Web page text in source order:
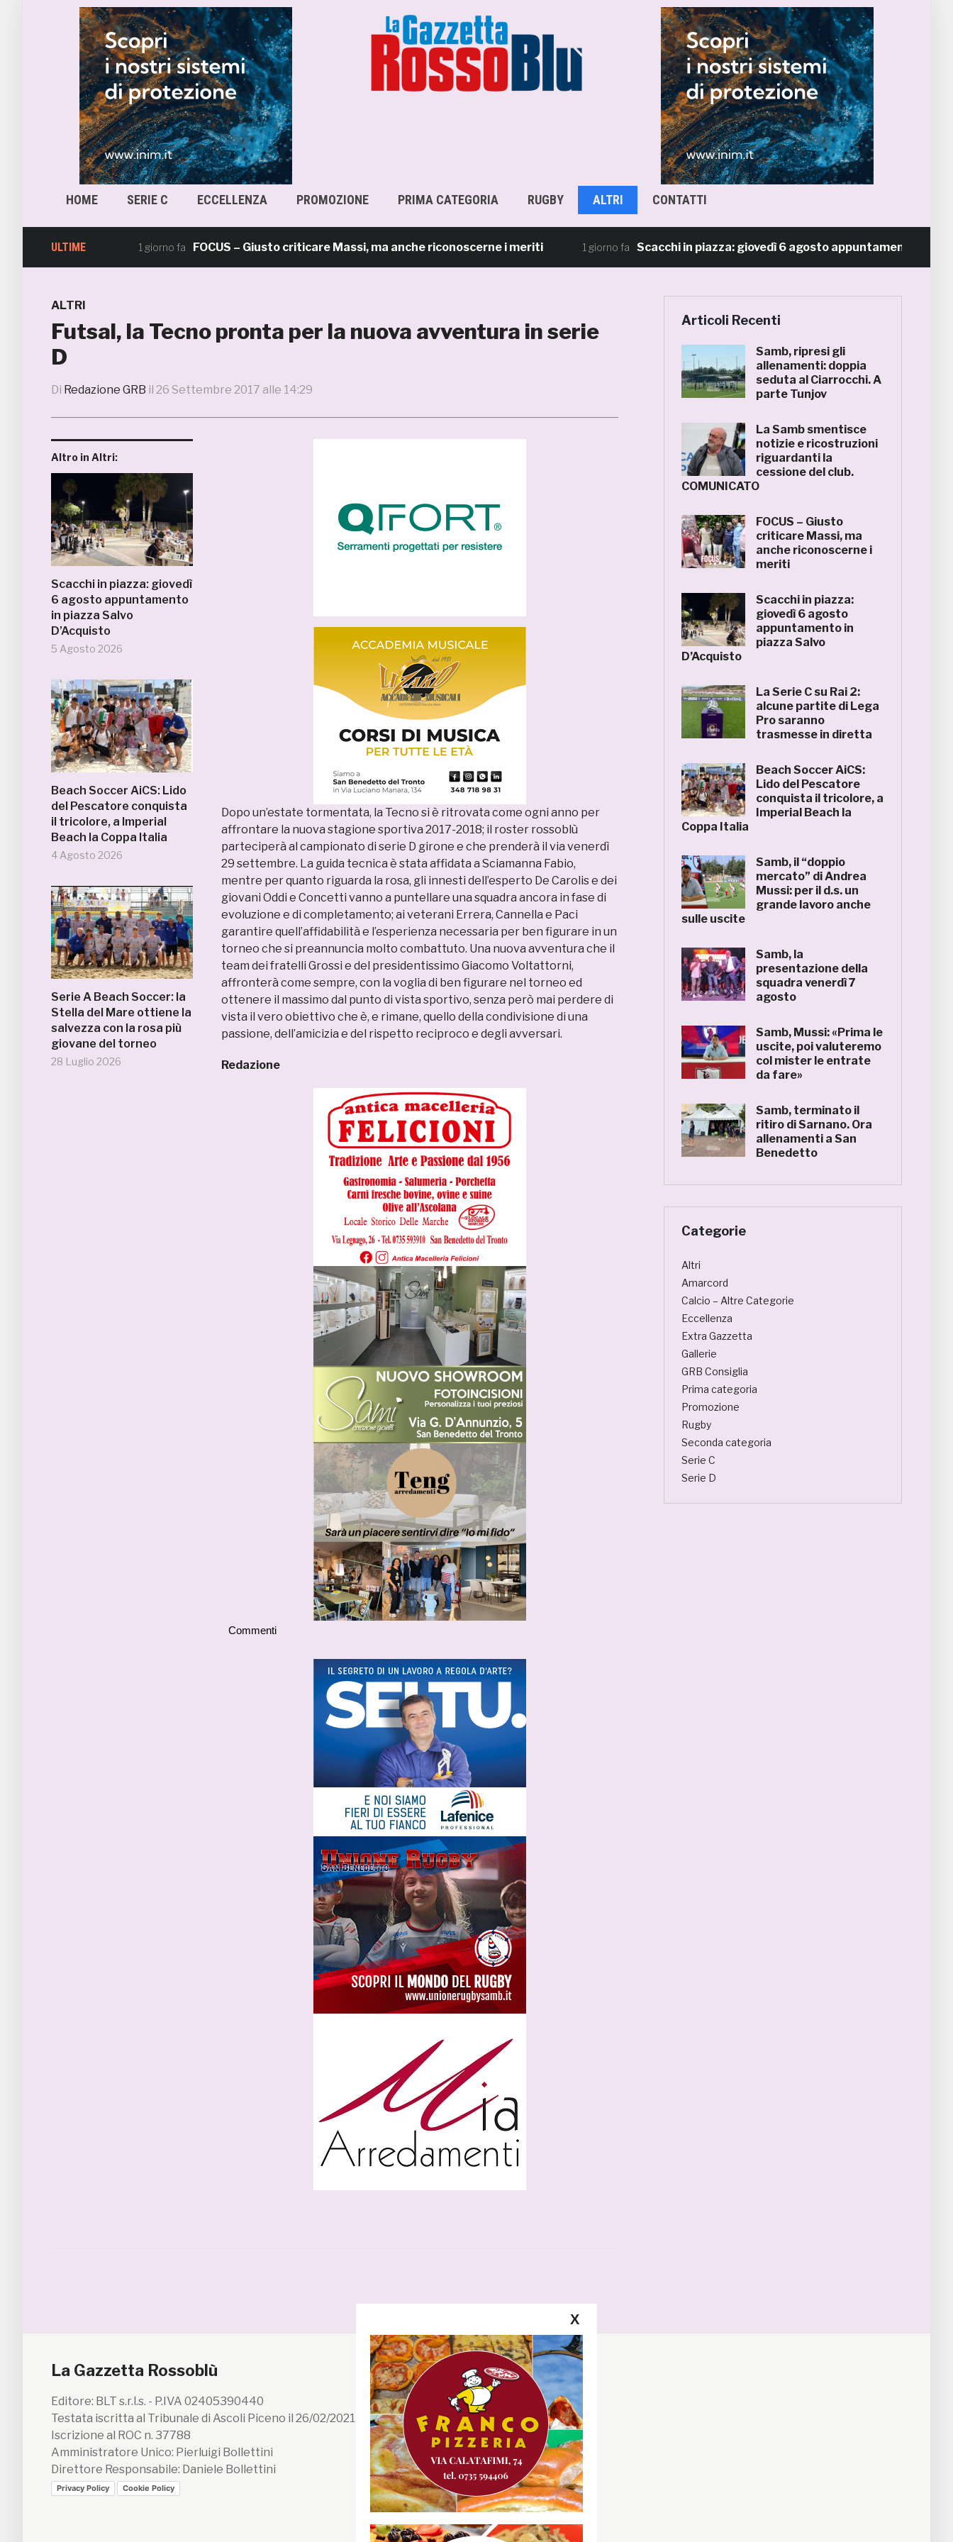
HOME SERIE C ECCELLENZA PROMOZIONE PRIMA CATEGORIA RUGBY ALTRI CONTATTI
ULTIME 1 giorno fa FOCUS – Giusto criticare Massi, ma anche riconoscerne i meriti 1 giorno fa Scacchi in piazza: giovedì 6 agosto appuntamento in piazza
ALTRI
Futsal, la Tecno pronta per la nuova avventura in serie
D
Di Redazione GRB il 26 Settembre 2017 alle 14:29
Altro in Altri:
Scacchi in piazza: giovedì
6 agosto appuntamento
in piazza Salvo
D’Acquisto
5 Agosto 2026
Beach Soccer AiCS: Lido
del Pescatore conquista
il tricolore, a Imperial
Beach la Coppa Italia
4 Agosto 2026
Serie A Beach Soccer: la
Stella del Mare ottiene la
salvezza con la rosa più
giovane del torneo
28 Luglio 2026
Dopo un’estate tormentata, la Tecno si è ritrovata come ogni anno per
affrontare la nuova stagione sportiva 2017-2018; il roster rossoblù
parteciperà al campionato di serie D girone e che prenderà il via venerdì
29 settembre. La guida tecnica è stata affidata a Sciamanna Fabio,
mentre per quanto riguarda la rosa, gli innesti dell’esperto De Carolis e dei
giovani Oddi e Concetti vanno a puntellare una squadra ancora in fase di
evoluzione e di completamento; ai veterani Errera, Cannella e Paci
garantire quell’affidabilità e l’esperienza necessaria per ben figurare in un
torneo che si preannuncia molto combattuto. Una nuova avventura che il
team dei fratelli Grossi e del presidentissimo Giacomo Voltattorni,
affronterà come sempre, con la voglia di ben figurare nel torneo ed
ottenere il massimo dal punto di vista sportivo, senza però mai perdere di
vista il vero obiettivo che è, e rimane, quello della condivisione di una
passione, dell’amicizia e del rispetto reciproco e degli avversari.
Redazione
Commenti
Articoli Recenti
Samb, ripresi gli
allenamenti: doppia
seduta al Ciarrocchi. A
parte Tunjov
La Samb smentisce
notizie e ricostruzioni
riguardanti la
cessione del club.
COMUNICATO
FOCUS – Giusto
criticare Massi, ma
anche riconoscerne i
meriti
Scacchi in piazza:
giovedì 6 agosto
appuntamento in
piazza Salvo
D’Acquisto
La Serie C su Rai 2:
alcune partite di Lega
Pro saranno
trasmesse in diretta
Beach Soccer AiCS:
Lido del Pescatore
conquista il tricolore, a
Imperial Beach la
Coppa Italia
Samb, il “doppio
mercato” di Andrea
Mussi: per il d.s. un
grande lavoro anche
sulle uscite
Samb, la
presentazione della
squadra venerdì 7
agosto
Samb, Mussi: «Prima le
uscite, poi valuteremo
col mister le entrate
da fare»
Samb, terminato il
ritiro di Sarnano. Ora
allenamenti a San
Benedetto
Categorie
Altri
Amarcord
Calcio – Altre Categorie
Eccellenza
Extra Gazzetta
Gallerie
GRB Consiglia
Prima categoria
Promozione
Rugby
Seconda categoria
Serie C
Serie D
La Gazzetta Rossoblù
Editore: BLT s.r.l.s. - P.IVA 02405390440
Testata iscritta al Tribunale di Ascoli Piceno il 26/02/2021 n. 199/2021
Iscrizione al ROC n. 37788
Amministratore Unico: Pierluigi Bollettini
Direttore Responsabile: Daniele Bollettini
Privacy Policy Cookie Policy
Segui la GRB
Facebook
Instagram
Twitter
Youtube
X